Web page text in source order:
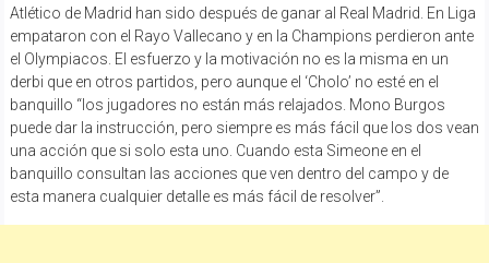
Atlético de Madrid han sido después de ganar al Real Madrid. En Liga
empataron con el Rayo Vallecano y en la Champions perdieron ante
el Olympiacos. El esfuerzo y la motivación no es la misma en un
derbi que en otros partidos, pero aunque el ‘Cholo’ no esté en el
banquillo “los jugadores no están más relajados. Mono Burgos
puede dar la instrucción, pero siempre es más fácil que los dos vean
una acción que si solo esta uno. Cuando esta Simeone en el
banquillo consultan las acciones que ven dentro del campo y de
esta manera cualquier detalle es más fácil de resolver”.